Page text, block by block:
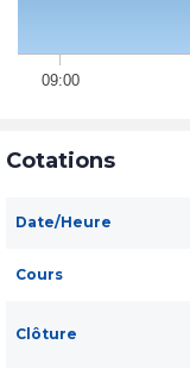
09:00
Cotations
Date/Heure
Cours
Clôture